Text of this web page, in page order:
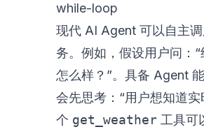
while-loop
现代 AI Agent 可以自主
务。例如，假设用户问：
怎么样？”。具备 Agent
会先思考：“用户想知道
个 get_weather 工具可